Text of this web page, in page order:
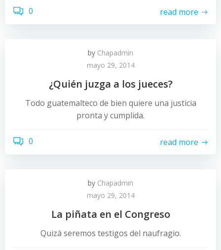
0 read more
by Chapadmin
mayo 29, 2014
¿Quién juzga a los jueces?
Todo guatemalteco de bien quiere una justicia
pronta y cumplida.
0 read more
by Chapadmin
mayo 29, 2014
La piñata en el Congreso
Quizá seremos testigos del naufragio.